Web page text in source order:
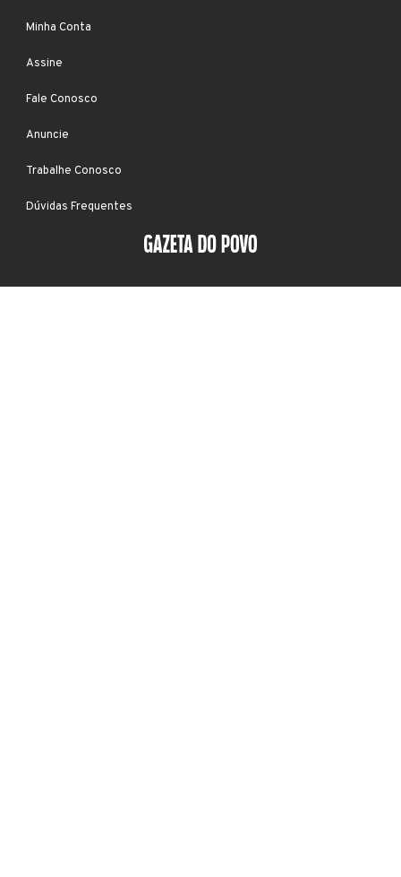
Minha Conta
Assine
Fale Conosco
Anuncie
Trabalhe Conosco
Dúvidas Frequentes